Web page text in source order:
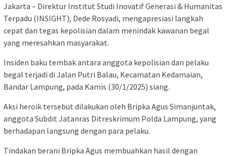
Jakarta – Direktur Institut Studi Inovatif Generasi & Humanitas
Terpadu (INSIGHT), Dede Rosyadi, mengapresiasi langkah
cepat dan tegas kepolisian dalam menindak kawanan begal
yang meresahkan masyarakat.
Insiden baku tembak antara anggota kepolisian dan pelaku
begal terjadi di Jalan Putri Balau, Kecamatan Kedamaian,
Bandar Lampung, pada Kamis (30/1/2025) siang.
Aksi heroik tersebut dilakukan oleh Bripka Agus Simanjuntak,
anggota Subdit Jatanras Ditreskrimum Polda Lampung, yang
berhadapan langsung dengan para pelaku.
Tindakan berani Bripka Agus membuahkan hasil dengan